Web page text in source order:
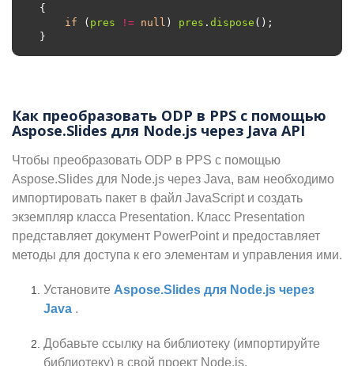
if ( pres != null ) pres . dispose
Как преобразовать ODP в PPS с помощью
Aspose.Slides для Node.js через Java API
Чтобы преобразовать ODP в PPS с помощью
Aspose.Slides для Node.js через Java, вам необходимо
импортировать пакет в файл JavaScript и создать
экземпляр класса Presentation. Класс Presentation
представляет документ PowerPoint и предоставляет
методы для доступа к его элементам и управления ими.
Установите Aspose.Slides для Node.js через
Java .
Добавьте ссылку на библиотеку (импортируйте
библиотеку) в свой проект Node.js.